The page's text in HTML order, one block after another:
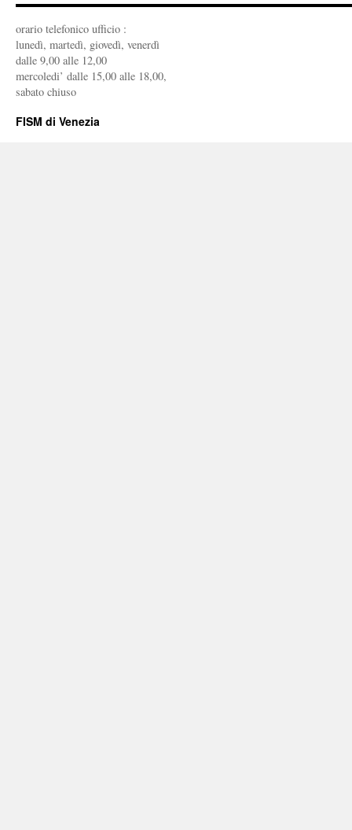
orario telefonico ufficio :
lunedì, martedì, giovedì, venerdì
dalle 9,00 alle 12,00
mercoledi’ dalle 15,00 alle 18,00,
sabato chiuso
FISM di Venezia